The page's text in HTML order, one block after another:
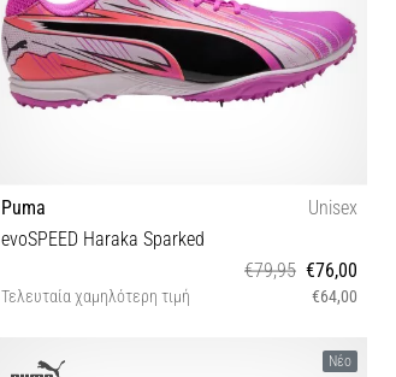
Puma
Unisex
evoSPEED Haraka Sparked
€79,95 €76,00
Τελευταία χαμηλότερη τιμή €64,00
Νέο